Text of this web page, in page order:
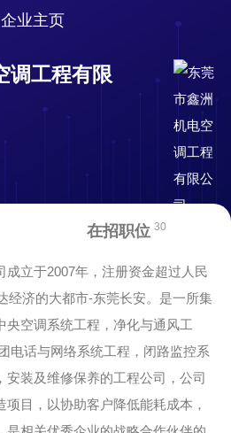
企业主页
调工程有限
在招职位 30
成立于2007年，注册资金超过人民
经济的大都市-东莞长安。是一所集
央空调系统工程，净化与通风工
电话与网络系统工程，闭路监控系
装及维修保养的工程公司，公司
目，以协助客户降低能耗成本，